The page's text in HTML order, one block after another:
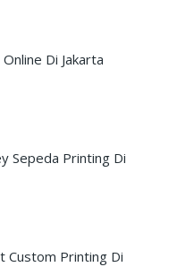
Di Jakarta
Sepeda Printing Di
Custom Printing Di